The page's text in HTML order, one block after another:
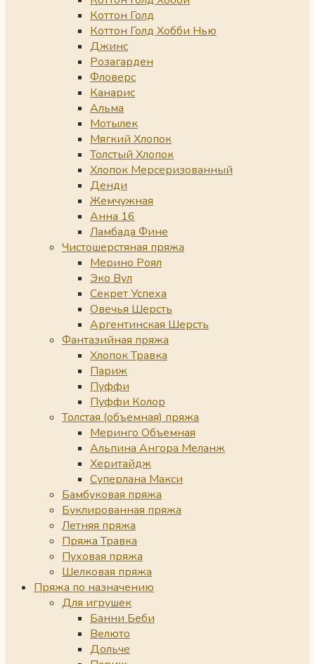
Коттон Голд
Коттон Голд Хобби Нью
Джинс
Розагарден
Фловерс
Канарис
Альма
Мотылек
Мягкий Хлопок
Толстый Хлопок
Хлопок Мерсеризованный
Денди
Жемчужная
Анна 16
Ламбада Фине
Чистошерстяная пряжа
Мерино Роял
Эко Вул
Секрет Успеха
Овечья Шерсть
Аргентинская Шерсть
Фантазийная пряжа
Хлопок Травка
Париж
Пуффи
Пуффи Колор
Толстая (объемная) пряжа
Меринго Объемная
Альпина Ангора Меланж
Херитайдж
Суперлана Макси
Бамбуковая пряжа
Буклированная пряжа
Летняя пряжа
Пряжа Травка
Пуховая пряжа
Шелковая пряжа
Пряжа по назначению
Для игрушек
Банни Беби
Велюто
Дольче